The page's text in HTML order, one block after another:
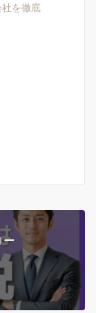
を徹底
ー